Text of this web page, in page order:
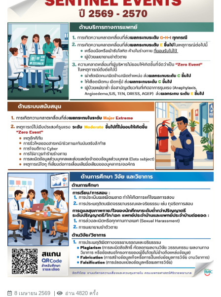
8 เมษายน 2569 อ่าน 4820 ครั้ง